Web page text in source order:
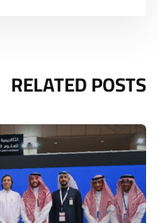
RELATED POSTS